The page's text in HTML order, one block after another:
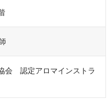
会 認定アロマインストラ